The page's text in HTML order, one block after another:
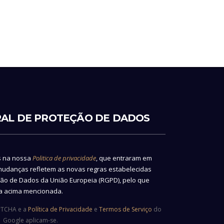
DE PROTEÇÃO DE DADOS
na nossa Politica de privacidade, que entraram em
refletem as novas regras estabelecidas
de Dados da União Europeia (RGPD), pelo que
acima mencionada.
e a Política de Privacidade e Termos de Serviço do
Google aplicam-se.